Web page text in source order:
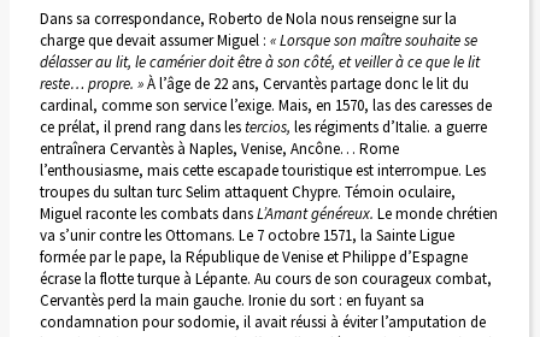
Dans sa correspondance, Roberto de Nola nous renseigne sur la
charge que devait assumer Miguel : « Lorsque son maître souhaite se
délasser au lit, le camérier doit être à son côté, et veiller à ce que le lit
reste… propre. »À l’âge de 22 ans, Cervantès partage donc le lit du
cardinal, comme son service l’exige. Mais, en 1570, las des caresses de
ce prélat, il prend rang dans lestercios, les régiments d’Italie. a guerre
entraînera Cervantès à Naples, Venise, Ancône… Rome
l’enthousiasme, mais cette escapade touristique est interrompue. Les
troupes du sultan turc Selim attaquent Chypre. Témoin oculaire,
Miguel raconte les combats dansL’Amant généreux. Le monde chrétien
va s’unir contre les Ottomans. Le 7 octobre 1571, la Sainte Ligue
formée par le pape, la République de Venise et Philippe d’Espagne
écrase la flotte turque à Lépante. Au cours de son courageux combat,
Cervantès perd la main gauche. Ironie du sort : en fuyant sa
condamnation pour sodomie, il avait réussi à éviter l’amputation de